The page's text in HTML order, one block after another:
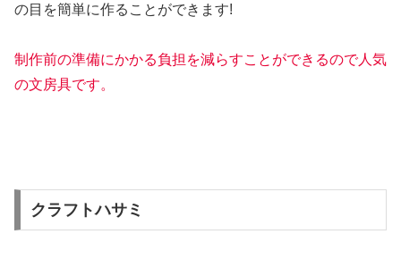
の目を簡単に作ることができます!
制作前の準備にかかる負担を減らすことができるので人気
の文房具です。
クラフトハサミ